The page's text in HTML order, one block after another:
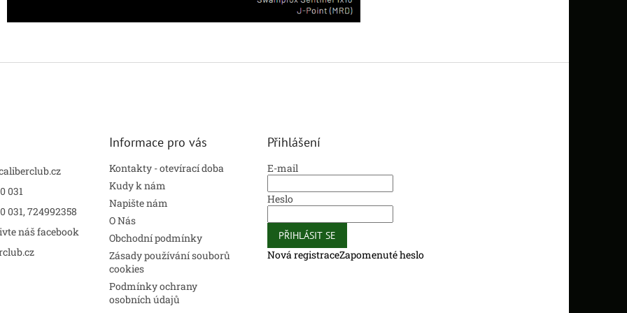
031
031, 724992358
náš facebook
Informace pro vás
Kontakty - otevírací doba
Kudy k nám
Napište nám
O Nás
Obchodní podmínky
Zásady používání souborů
cookies
Podmínky ochrany
osobních údajů
Přihlášení
E-mail
Heslo
PŘIHLÁSIT SE
Nová registraceZapomenuté heslo